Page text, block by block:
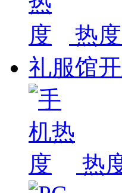
热
礼服馆
热